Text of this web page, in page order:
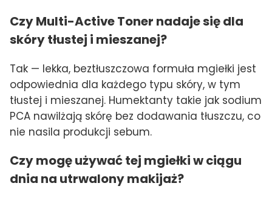
Czy Multi-Active Toner nadaje się dla
skóry tłustej i mieszanej?
Tak — lekka, beztłuszczowa formuła mgiełki jest
odpowiednia dla każdego typu skóry, w tym
tłustej i mieszanej. Humektanty takie jak sodium
PCA nawilżają skórę bez dodawania tłuszczu, co
nie nasila produkcji sebum.
Czy mogę używać tej mgiełki w ciągu
dnia na utrwalony makijaż?